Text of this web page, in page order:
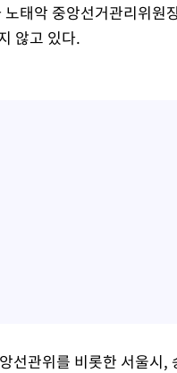
태악 중앙선거관리위
않고 있다.
선관위를 비롯한 서울시